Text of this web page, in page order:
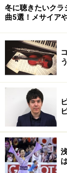
『エル・
ず教育の現場
る音楽教育プ
貧困層が犯罪
ズエラの経済
ブレウ氏が
です。貧困層
えるというも
びを知り、コ
範と個性の表現
冬に聴きたいクラ
曲5選！メサイア